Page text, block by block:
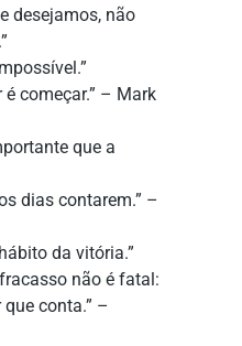
desejamos, não
é começar.” – Mark
que a
dias contarem.” –
da vitória.”
não é fatal:
conta.” –